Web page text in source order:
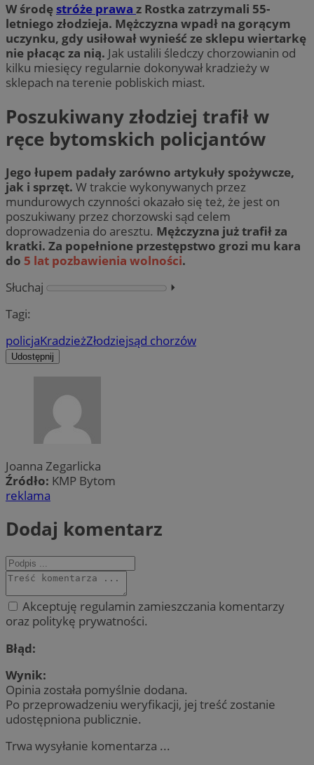
W środęstróże prawa z Rostka zatrzymali 55-
letniego złodzieja. Mężczyzna wpadł na gorącym
uczynku, gdy usiłował wynieść ze sklepu wiertarkę
nie płacąc za nią. Jak ustalili śledczy chorzowianin od
kilku miesięcy regularnie dokonywał kradzieży w
sklepach na terenie pobliskich miast.
Poszukiwany złodziej trafił w
ręce bytomskich policjantów
Jego łupem padały zarówno artykuły spożywcze,
jak i sprzęt. W trakcie wykonywanych przez
mundurowych czynności okazało się też, że jest on
poszukiwany przez chorzowski sąd celem
doprowadzenia do aresztu. Mężczyzna już trafił za
kratki. Za popełnione przestępstwo grozi mu kara
do 5 lat pozbawienia wolności.
Słuchaj
⏵︎
Tagi:
policjaKradzieżZłodziejsąd chorzów
Udostępnij
Joanna Zegarlicka
Źródło: KMP Bytom
reklama
Dodaj komentarz
Akceptuję regulamin zamieszczania komentarzy
oraz politykę prywatności.
Błąd:
Wynik:
Opinia została pomyślnie dodana.
Po przeprowadzeniu weryfikacji, jej treść zostanie
udostępniona publicznie.
Trwa wysyłanie komentarza ...